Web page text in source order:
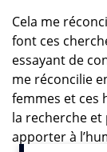
Cela me
font ces
essayant de
me réconcilie
femmes et ces
la recherche
apporter à